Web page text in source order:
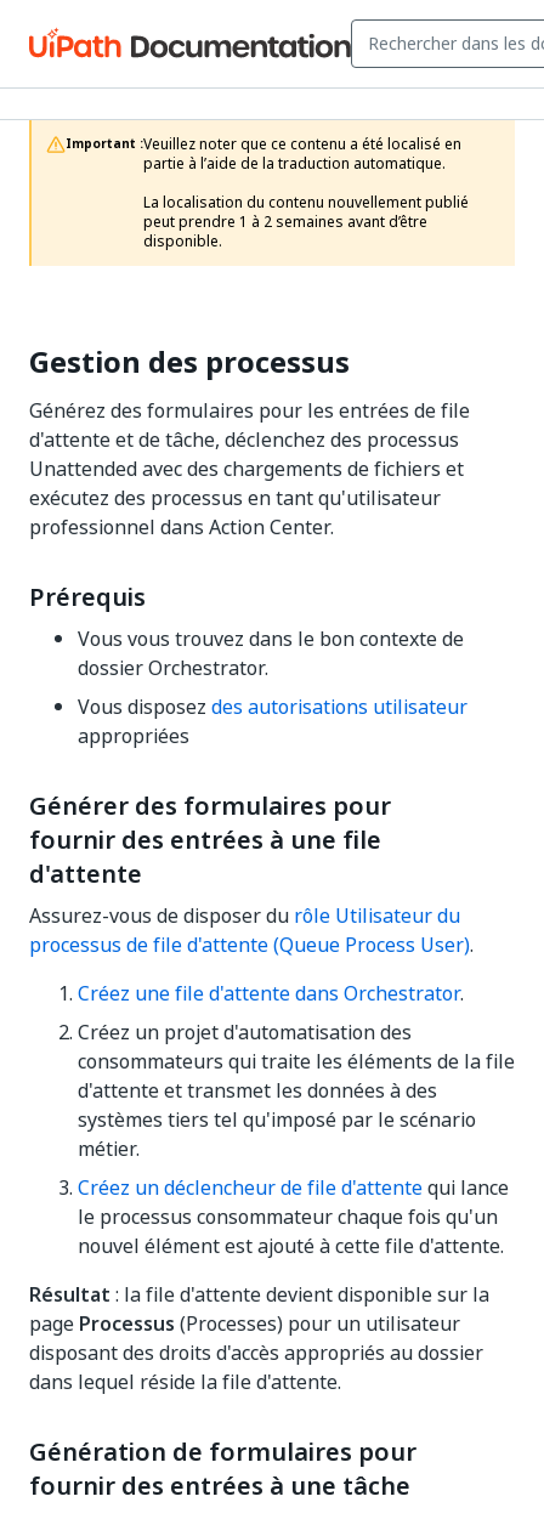
Important :Veuillez noter que ce contenu a été localisé en
partie à l’aide de la traduction automatique.
La localisation du contenu nouvellement publié
peut prendre 1 à 2 semaines avant d’être
disponible.
Gestion des processus
Générez des formulaires pour les entrées de file
d'attente et de tâche, déclenchez des processus
Unattended avec des chargements de fichiers et
exécutez des processus en tant qu'utilisateur
professionnel dans Action Center.
Prérequis
Vous vous trouvez dans le bon contexte de
dossier Orchestrator.
Vous disposez des autorisations utilisateur
appropriées
Générer des formulaires pour
fournir des entrées à une file
d'attente
Assurez-vous de disposer du rôle Utilisateur du
processus de file d'attente (Queue Process User).
Créez une file d'attente dans Orchestrator.
Créez un projet d'automatisation des
consommateurs qui traite les éléments de la file
d'attente et transmet les données à des
systèmes tiers tel qu'imposé par le scénario
métier.
Créez un déclencheur de file d'attentequi lance
le processus consommateur chaque fois qu'un
nouvel élément est ajouté à cette file d'attente.
Résultat : la file d'attente devient disponible sur la
page Processus (Processes) pour un utilisateur
disposant des droits d'accès appropriés au dossier
dans lequel réside la file d'attente.
Génération de formulaires pour
fournir des entrées à une tâche